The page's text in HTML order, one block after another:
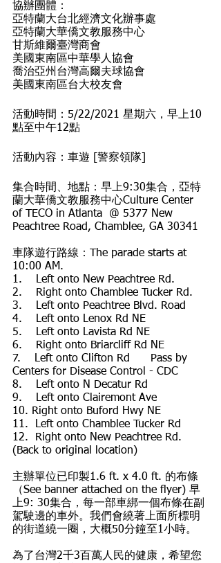
協辦團體：
亞特蘭大台北經濟文化辦事處
亞特蘭大華僑文教服務中心
甘斯維爾臺灣商會
美國東南區中華學人協會
喬治亞州台灣高爾夫球協會
美國東南區台大校友會
活動時間：5/22/2021 星期六，早上10
點至中午12點
活動內容：車遊 [警察領隊]
集合時間、地點：早上9:30集合，亞特
蘭大華僑文教服務中心Culture Center
of TECO in Atlanta  @ 5377 New
Peachtree Road, Chamblee, GA 30341
車隊遊行路線：The parade starts at
10:00 AM.
1.    Left onto New Peachtree Rd.
2.    Right onto Chamblee Tucker Rd.
3.    Left onto Peachtree Blvd. Road
4.    Left onto Lenox Rd NE
5.    Left onto Lavista Rd NE
6.    Right onto Briarcliff Rd NE
7.    Left onto Clifton Rd      Pass by
Centers for Disease Control - CDC
8.    Left onto N Decatur Rd
9.    Left onto Clairemont Ave
10. Right onto Buford Hwy NE
11.  Left onto Chamblee Tucker Rd
12.  Right onto New Peachtree Rd.
(Back to original location)
主辦單位已印製1.6 ft. x 4.0 ft. 的布條
（See banner attached on the flyer) 早
上9: 30集合，每一部車綁一個布條在副
駕駛邊的車外。我們會繞著上面所標明
的街道繞一圈，大概50分鐘至1小時。
為了台灣2千3百萬人民的健康，希望您